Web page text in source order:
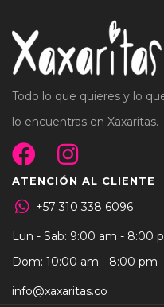
Todo lo que quieres y lo
lo encuentras en Xaxaritas.
ATENCIÓN AL CLIENTE
+57 310 338 6096
Lun - Sab: 9:00 am - 8:00
Dom: 10:00 am - 8:00 pm
info@xaxaritas.co